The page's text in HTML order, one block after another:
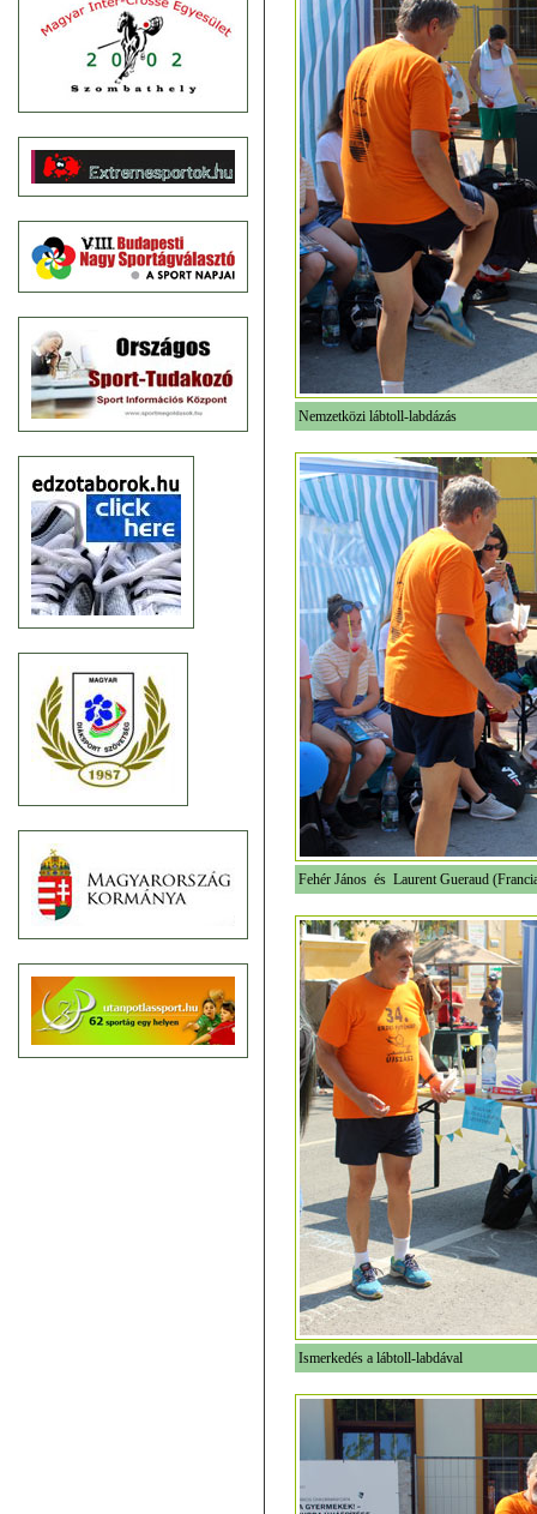
Nemzetközi lábtoll-labdázás
Fehér János és Laurent Gueraud
Ismerkedés a lábtoll-labdával